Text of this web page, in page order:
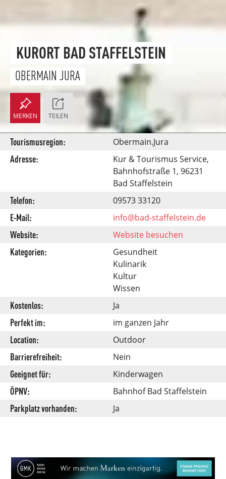
KURORT BAD STAFFELSTEIN
OBERMAIN JURA
MERKEN TEILEN
Tourismusregion: Obermain.Jura
Adresse:
Kur & Tourismus Service,
Bahnhofstraße 1, 96231
Bad Staffelstein
Telefon: 09573 33120
E-Mail: info@bad-staffelstein.de
Website: Website besuchen
Kategorien:
Gesundheit
Kulinarik
Kultur
Wissen
Kostenlos: Ja
Perfekt im: im ganzen Jahr
Location: Outdoor
Barrierefreiheit: Nein
Geeignet für: Kinderwagen
ÖPNV: Bahnhof Bad Staffelstein
Parkplatz vorhanden: Ja